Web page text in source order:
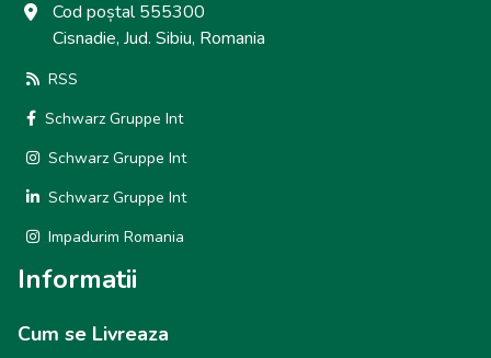
Cod poștal 555300
Cisnadie, Jud. Sibiu, Romania
RSS
Schwarz Gruppe Int
Schwarz Gruppe Int
Schwarz Gruppe Int
Impadurim Romania
Informatii
Cum se Livreaza